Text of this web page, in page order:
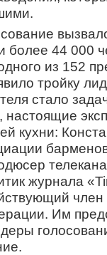
более 44 000
из 152
тройку
стало
кухни:
журнала
Им